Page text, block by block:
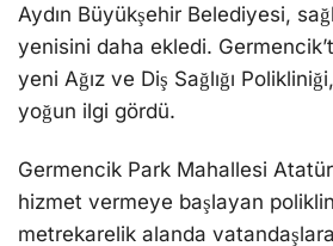
Aydın Büyükşehir Belediyesi,
yenisini daha ekledi.
yeni Ağız ve Diş Sağlığı
yoğun ilgi gördü.
Germencik Park Mahallesi
hizmet vermeye başlayan
metrekarelik alanda vatandaşlara